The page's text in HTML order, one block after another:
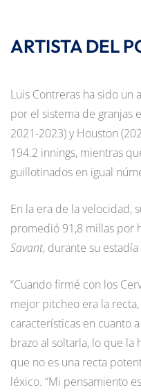
ARTISTA DEL
Luis Contreras ha sido un
por el sistema de granjas
2021-2023) y Houston
194.2 innings, mientras
guillotinados en igual
En la era de la velocidad,
promedió 91,8 millas por
Savant, durante su
“Cuando firmé con los
mejor pitcheo era la
características en cuanto
brazo al soltarla, lo que
que no es una recta
léxico. “Mi pensamiento